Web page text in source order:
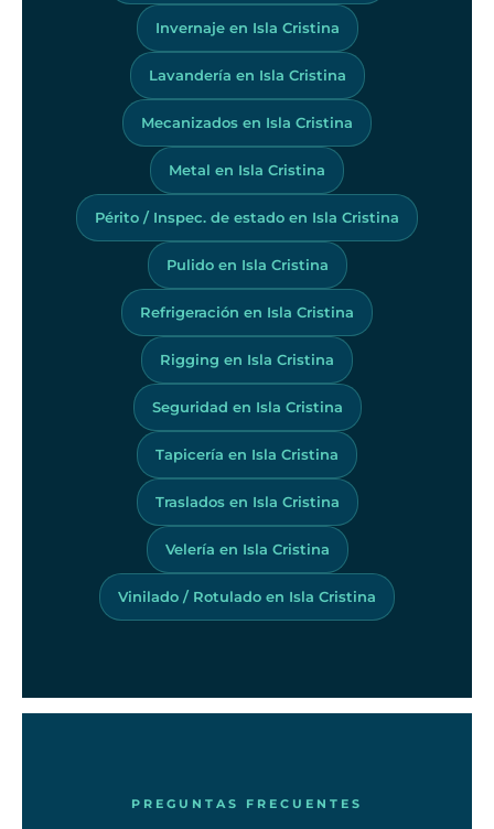
Invernaje en Isla Cristina
Lavandería en Isla Cristina
Mecanizados en Isla Cristina
Metal en Isla Cristina
Périto / Inspec. de estado en Isla Cristina
Pulido en Isla Cristina
Refrigeración en Isla Cristina
Rigging en Isla Cristina
Seguridad en Isla Cristina
Tapicería en Isla Cristina
Traslados en Isla Cristina
Velería en Isla Cristina
Vinilado / Rotulado en Isla Cristina
PREGUNTAS FRECUENTES